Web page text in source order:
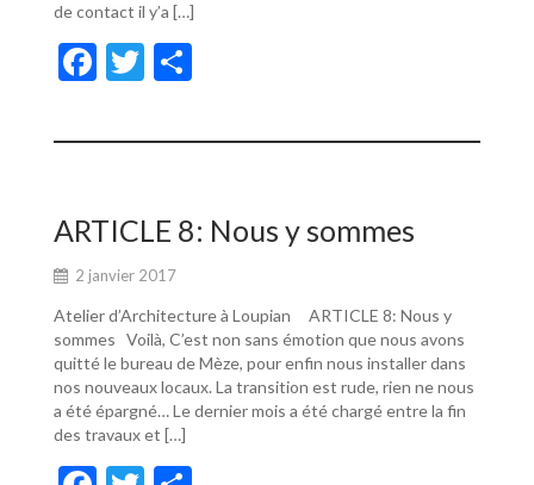
de contact il y’a […]
F
e
o
o
k
T
itt ta
er
ARTICLE 8: Nous y sommes
2 janvier 2017
Atelier d’Architecture à Loupian ARTICLE 8: Nous y
sommes Voilà, C’est non sans émotion que nous avons
quitté le bureau de Mèze, pour enfin nous installer dans
nos nouveaux locaux. La transition est rude, rien ne nous
a été épargné… Le dernier mois a été chargé entre la fin
des travaux et […]